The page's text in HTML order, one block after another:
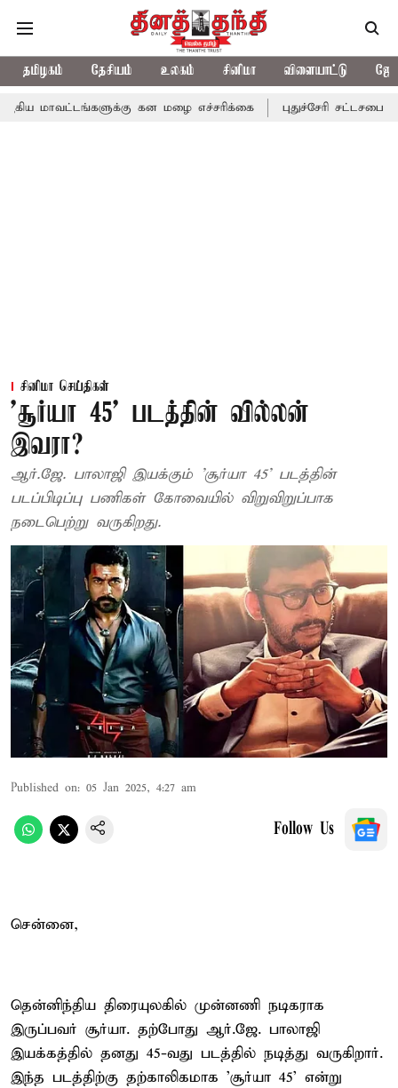
தமிழகம் தேசியம் உலகம் சினிமா விளையாட்டு
கன மழை எச்சரிக்கை புதுச்சேரி சட்டசபையில் வரும்
சினிமா செய்திகள்
'சூர்யா 45' படத்தின் வில்லன்
இவரா?
ஆர்.ஜே. பாலாஜி இயக்கும் 'சூர்யா 45' படத்தின்
படப்பிடிப்பு பணிகள் கோவையில் விறுவிறுப்பாக
நடைபெற்று வருகிறது.
Published on: 05 Jan 2025, 4:27 am
Follow Us
சென்னை,
தென்னிந்திய திரையுலகில் முன்னணி நடிகராக
இருப்பவர் சூர்யா. தற்போது ஆர்.ஜே. பாலாஜி
இயக்கத்தில் தனது 45-வது படத்தில் நடித்து வருகிறார்.
இந்த படத்திற்கு தற்காலிகமாக 'சூர்யா 45' என்று